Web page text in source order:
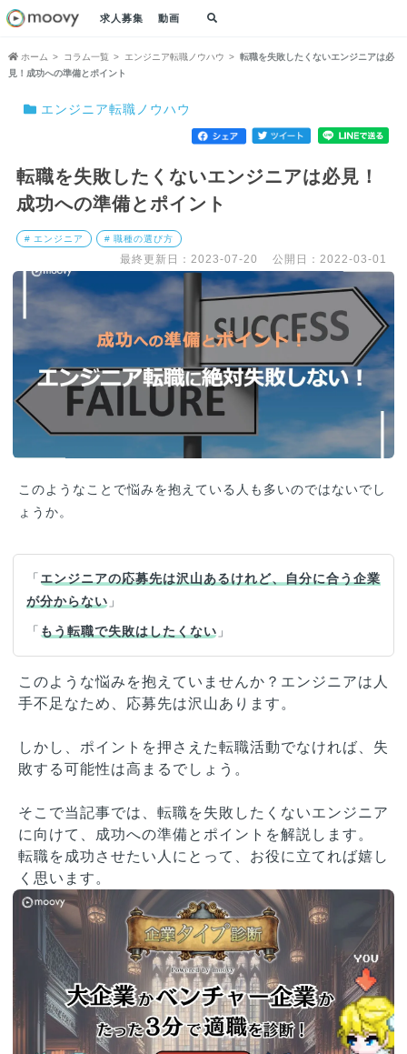
求人募集 動画
ホーム コラム一覧 エンジニア転職ノウハウ
転職を失敗したくないエンジニアは必
見！成功への準備とポイント
エンジニア転職ノウハウ
転職を失敗したくないエンジニアは必見！
成功への準備とポイント
# エンジニア # 職種の選び方
最終更新日：2023-07-20 公開日：2022-03-01
このようなことで悩みを抱えている人も多いのではないでし
ょうか。
「 エンジニアの応募先は沢山あるけれど、自分に合う企業
が分からない 」
「 もう転職で失敗はしたくない 」
このような悩みを抱えていませんか？エンジニアは人
手不足なため、応募先は沢山あります。
しかし、ポイントを押さえた転職活動でなければ、失
敗する可能性は高まるでしょう。
そこで当記事では、転職を失敗したくないエンジニア
に向けて、成功への準備とポイントを解説します。
転職を成功させたい人にとって、お役に立てれば嬉し
く思います。